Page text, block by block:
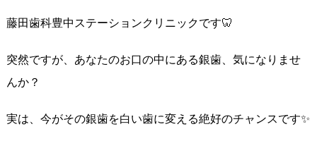
藤田歯科豊中ステーションクリニックです🦷
突然ですが、あなたのお口の中にある銀歯、気になりませ
んか？
実は、今がその銀歯を白い歯に変える絶好のチャンスです✨